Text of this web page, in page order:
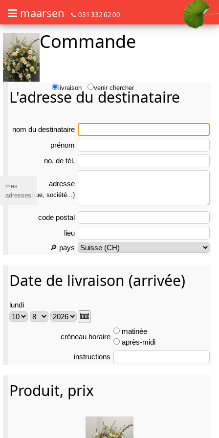
Commander des fleurs en mode accessible avec lecteur d'écran ou
maarsen 📞 031 332 62 00
Commander des fleurs en mode accessible avec lecteur d'écran
Commande
L'adresse du destinataire
nom du des­tina­taire
prénom
no. de tél.
adresse
(rue, société...)
code postal
lieu
🔎 pays
Date de livraison (arrivée)
lundi
créneau horaire
matinée
après-midi
instructions
Produit, prix
livraison venir chercher
mes
adresses